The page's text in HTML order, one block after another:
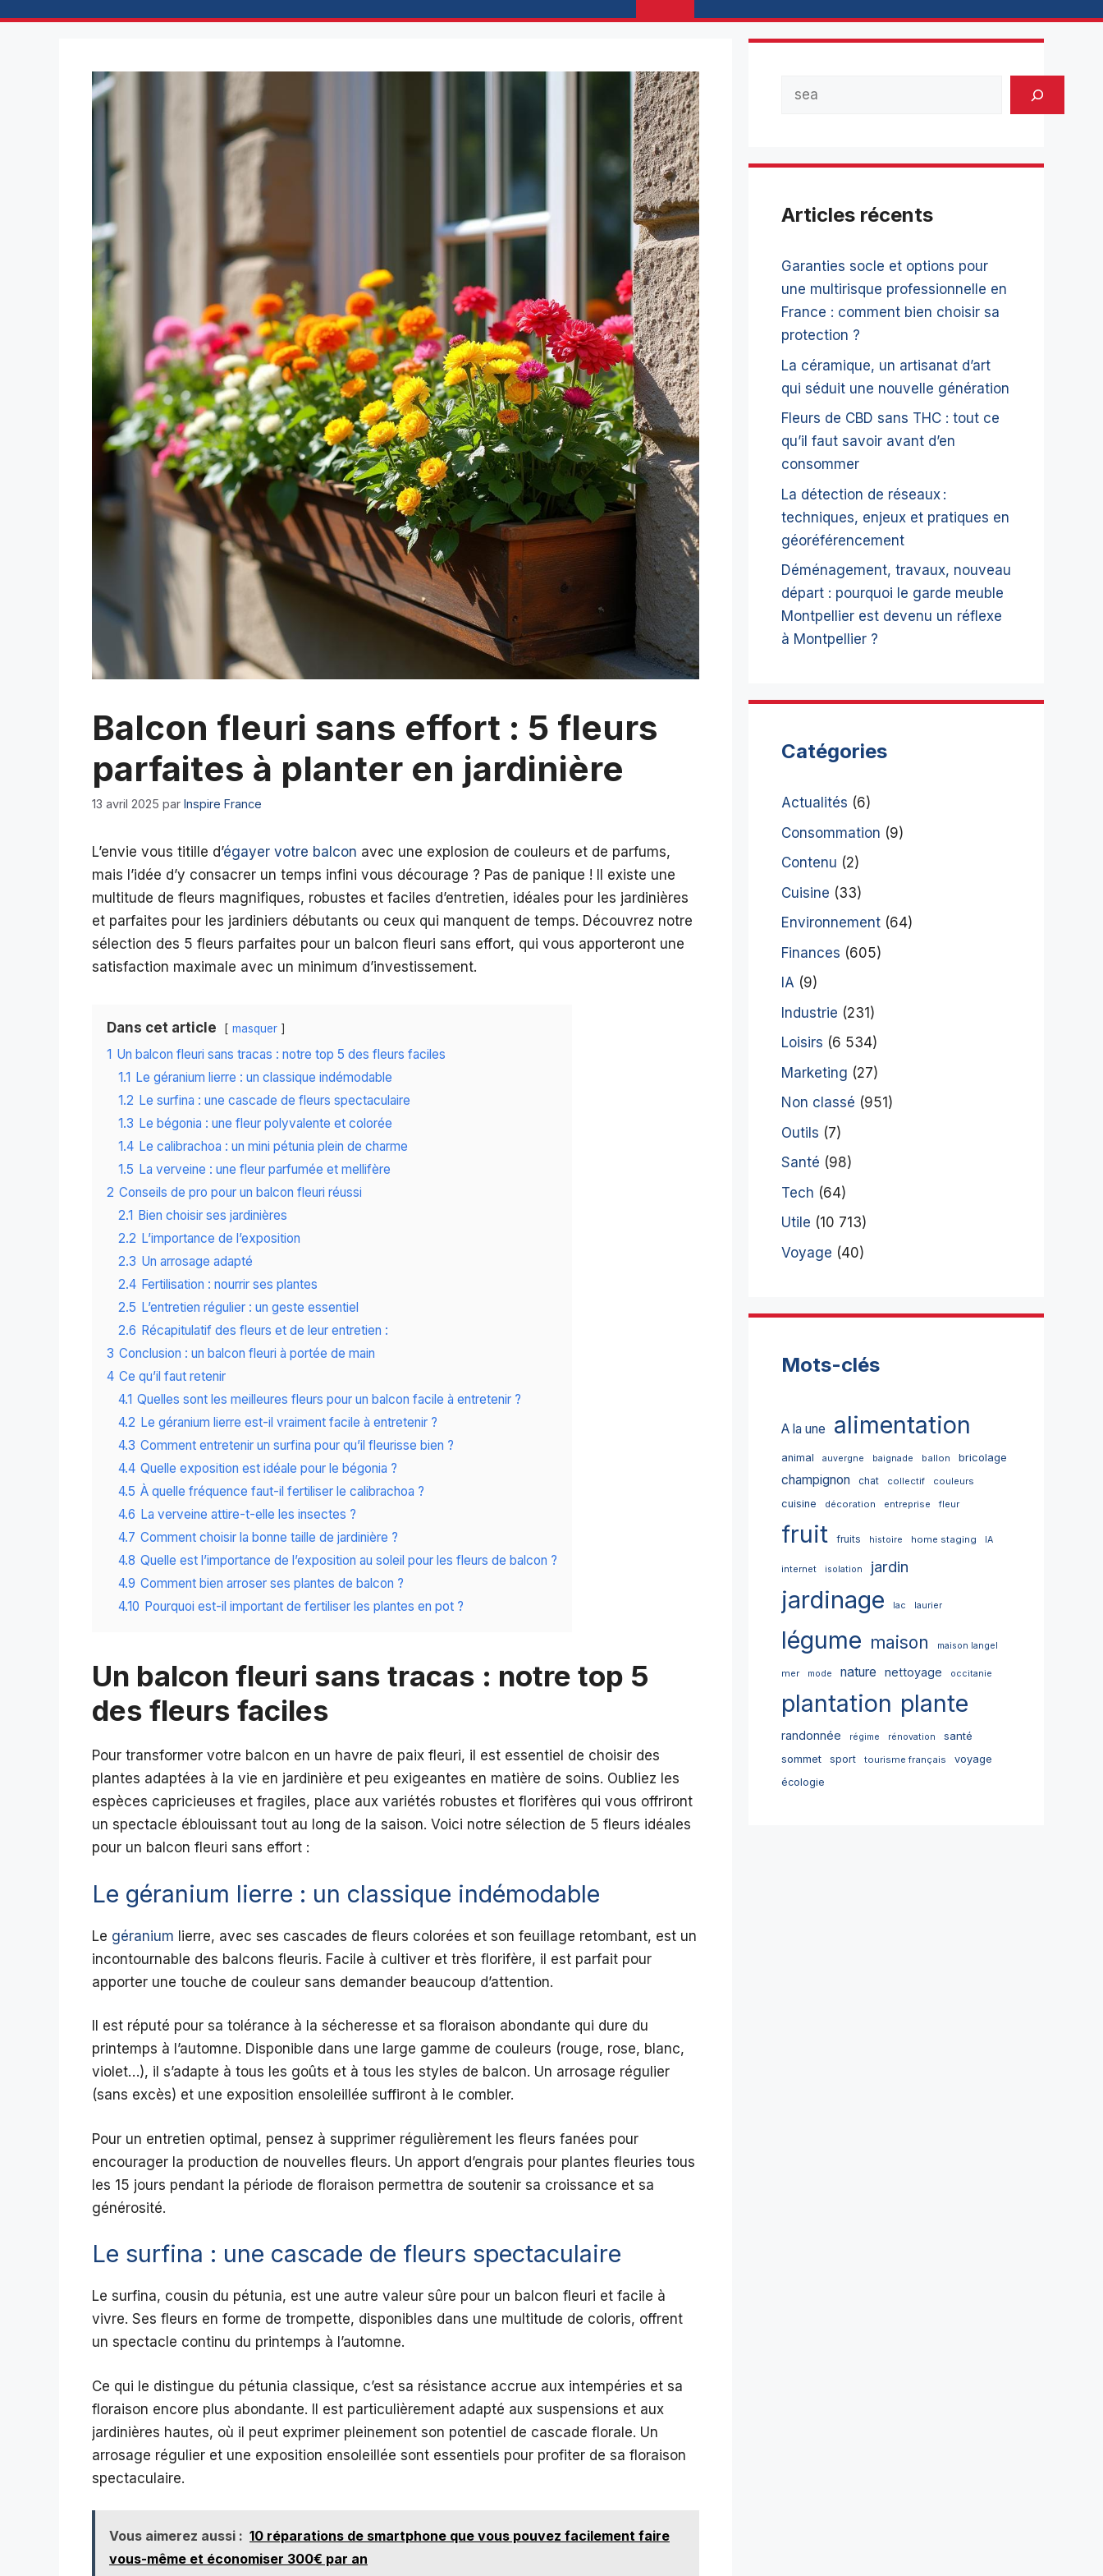
Balcon fleuri sans effort : 5 fleurs
parfaites à planter en jardinière
13 avril 2025 par Inspire France
L’envie vous titille d’égayer votre balcon avec une explosion de couleurs et de parfums,
mais l’idée d’y consacrer un temps infini vous décourage ? Pas de panique ! Il existe une
multitude de fleurs magnifiques, robustes et faciles d’entretien, idéales pour les jardinières
et parfaites pour les jardiniers débutants ou ceux qui manquent de temps. Découvrez notre
sélection des 5 fleurs parfaites pour un balcon fleuri sans effort, qui vous apporteront une
satisfaction maximale avec un minimum d’investissement.
Dans cet article masquer
1 Un balcon fleuri sans tracas : notre top 5 des fleurs faciles
1.1 Le géranium lierre : un classique indémodable
1.2 Le surfina : une cascade de fleurs spectaculaire
1.3 Le bégonia : une fleur polyvalente et colorée
1.4 Le calibrachoa : un mini pétunia plein de charme
1.5 La verveine : une fleur parfumée et mellifère
2 Conseils de pro pour un balcon fleuri réussi
2.1 Bien choisir ses jardinières
2.2 L’importance de l’exposition
2.3 Un arrosage adapté
2.4 Fertilisation : nourrir ses plantes
2.5 L’entretien régulier : un geste essentiel
2.6 Récapitulatif des fleurs et de leur entretien :
3 Conclusion : un balcon fleuri à portée de main
4 Ce qu’il faut retenir
4.1 Quelles sont les meilleures fleurs pour un balcon facile à entretenir ?
4.2 Le géranium lierre est-il vraiment facile à entretenir ?
4.3 Comment entretenir un surfina pour qu’il fleurisse bien ?
4.4 Quelle exposition est idéale pour le bégonia ?
4.5 À quelle fréquence faut-il fertiliser le calibrachoa ?
4.6 La verveine attire-t-elle les insectes ?
4.7 Comment choisir la bonne taille de jardinière ?
4.8 Quelle est l’importance de l’exposition au soleil pour les fleurs de balcon ?
4.9 Comment bien arroser ses plantes de balcon ?
4.10 Pourquoi est-il important de fertiliser les plantes en pot ?
Un balcon fleuri sans tracas : notre top 5
des fleurs faciles
Pour transformer votre balcon en un havre de paix fleuri, il est essentiel de choisir des
plantes adaptées à la vie en jardinière et peu exigeantes en matière de soins. Oubliez les
espèces capricieuses et fragiles, place aux variétés robustes et florifères qui vous offriront
un spectacle éblouissant tout au long de la saison. Voici notre sélection de 5 fleurs idéales
pour un balcon fleuri sans effort :
Le géranium lierre : un classique indémodable
Le géranium lierre, avec ses cascades de fleurs colorées et son feuillage retombant, est un
incontournable des balcons fleuris. Facile à cultiver et très florifère, il est parfait pour
apporter une touche de couleur sans demander beaucoup d’attention.
Il est réputé pour sa tolérance à la sécheresse et sa floraison abondante qui dure du
printemps à l’automne. Disponible dans une large gamme de couleurs (rouge, rose, blanc,
violet…), il s’adapte à tous les goûts et à tous les styles de balcon. Un arrosage régulier
(sans excès) et une exposition ensoleillée suffiront à le combler.
Pour un entretien optimal, pensez à supprimer régulièrement les fleurs fanées pour
encourager la production de nouvelles fleurs. Un apport d’engrais pour plantes fleuries tous
les 15 jours pendant la période de floraison permettra de soutenir sa croissance et sa
générosité.
Le surfina : une cascade de fleurs spectaculaire
Le surfina, cousin du pétunia, est une autre valeur sûre pour un balcon fleuri et facile à
vivre. Ses fleurs en forme de trompette, disponibles dans une multitude de coloris, offrent
un spectacle continu du printemps à l’automne.
Ce qui le distingue du pétunia classique, c’est sa résistance accrue aux intempéries et sa
floraison encore plus abondante. Il est particulièrement adapté aux suspensions et aux
jardinières hautes, où il peut exprimer pleinement son potentiel de cascade florale. Un
arrosage régulier et une exposition ensoleillée sont essentiels pour profiter de sa floraison
spectaculaire.
Vous aimerez aussi : 10 réparations de smartphone que vous pouvez facilement faire
vous-même et économiser 300€ par an
Articles récents
Garanties socle et options pour
une multirisque professionnelle en
France : comment bien choisir sa
protection ?
La céramique, un artisanat d’art
qui séduit une nouvelle génération
Fleurs de CBD sans THC : tout ce
qu’il faut savoir avant d’en
consommer
La détection de réseaux :
techniques, enjeux et pratiques en
géoréférencement
Déménagement, travaux, nouveau
départ : pourquoi le garde meuble
Montpellier est devenu un réflexe
à Montpellier ?
Catégories
Actualités (6)
Consommation (9)
Contenu (2)
Cuisine (33)
Environnement (64)
Finances (605)
IA (9)
Industrie (231)
Loisirs (6 534)
Marketing (27)
Non classé (951)
Outils (7)
Santé (98)
Tech (64)
Utile (10 713)
Voyage (40)
Mots-clés
A la une alimentation
animal auvergne baignade ballon bricolage
champignon chat collectif couleurs
cuisine décoration entreprise fleur
fruit fruits histoire home staging IA
internet isolation jardin
jardinage lac laurier
légume maison maison langel
mer mode nature nettoyage occitanie
plantation plante
randonnée régime rénovation
santé
sommet
sport tourisme français
voyage
écologie